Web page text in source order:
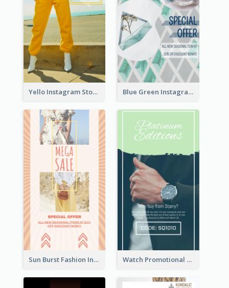
Yello Instagram Story Blue Green Instagram Story
Sun Burst Fashion Instagram Story Watch Promotional Display Instagram Story Design